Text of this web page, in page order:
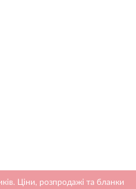
Ціни, розпродажі та бланки